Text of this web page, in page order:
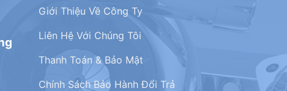
Giới Thiệu Về Công Ty
Liên Hệ Với Chúng Tôi
Thanh Toán & Bảo Mật
Chính Sách Bảo Hành Đổi Trả